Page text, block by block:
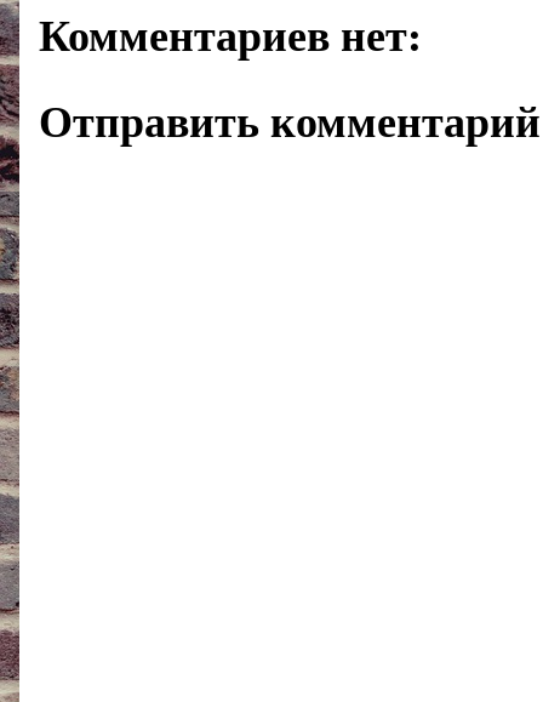
Комментариев нет:
Отправить комментарий